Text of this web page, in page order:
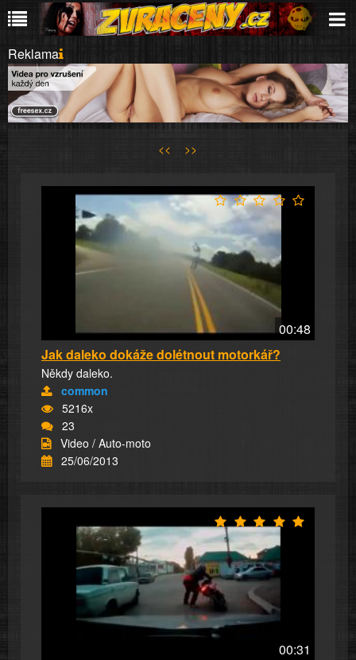
Reklama
<< >>
00:48
Jak daleko dokáže dolétnout motorkář?
Někdy daleko.
common
5216x
23
Video / Auto-moto
25/06/2013
00:31